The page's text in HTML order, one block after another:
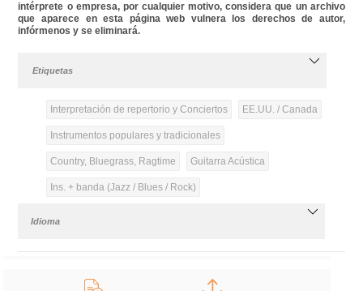
intérprete o empresa, por cualquier motivo, considera que un archivo
que aparece en esta página web vulnera los derechos de autor,
infórmenos y se eliminará.
Etiquetas
Interpretación de repertorio y Conciertos EE.UU. / Canada
Instrumentos populares y tradicionales
Country, Bluegrass, Ragtime Guitarra Acústica
Ins. + banda (Jazz / Blues / Rock)
Idioma